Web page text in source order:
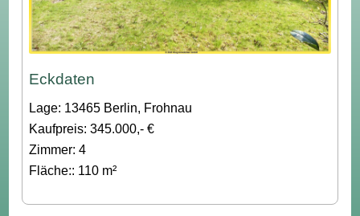
Eckdaten
Lage: 13465 Berlin, Frohnau
Kaufpreis: 345.000,- €
Zimmer: 4
Fläche:: 110 m²